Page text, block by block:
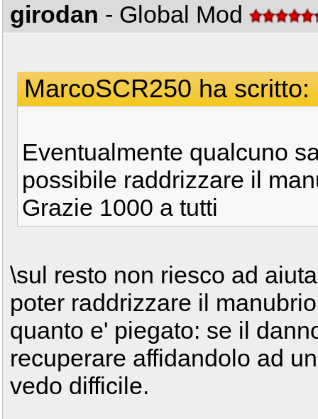
girodan - Global Mod
MarcoSCR250 ha scritto:
Eventualmente qualcuno
possibile raddrizzare il
Grazie 1000 a tutti
\sul resto non riesco ad
poter raddrizzare il
quanto e' piegato: se il
recuperare affidandolo ad
vedo difficile.